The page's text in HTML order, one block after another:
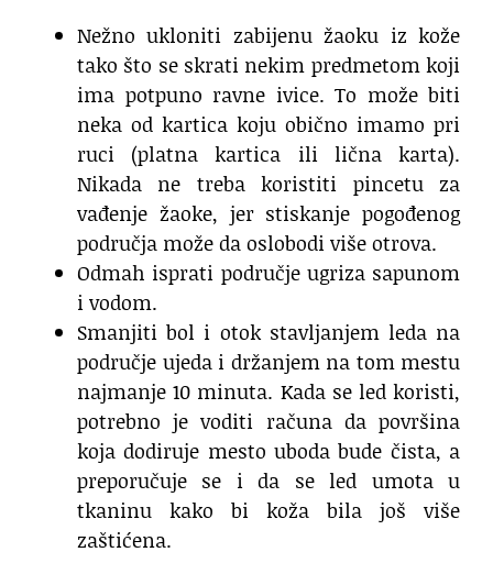
Nežno ukloniti zabijenu žaoku iz kože
tako što se skrati nekim predmetom koji
ima potpuno ravne ivice. To može biti
neka od kartica koju obično imamo pri
ruci (platna kartica ili lična karta).
Nikada ne treba koristiti pincetu za
vađenje žaoke, jer stiskanje pogođenog
područja može da oslobodi više otrova.
Odmah isprati područje ugriza sapunom
i vodom.
Smanjiti bol i otok stavljanjem leda na
područje ujeda i držanjem na tom mestu
najmanje 10 minuta. Kada se led koristi,
potrebno je voditi računa da površina
koja dodiruje mesto uboda bude čista, a
preporučuje se i da se led umota u
tkaninu kako bi koža bila još više
zaštićena.